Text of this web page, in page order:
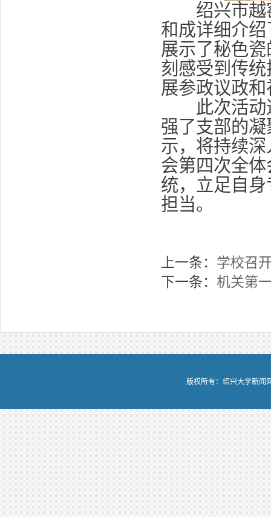
绍兴市越窑
和成详细介
展示了秘色
刻感受到传
展参政议政
此次活动通
强了支部的
示，将持续
会第四次全
统，立足自
担当。
上一条： 学校召
下一条： 机关第
版权所有：绍兴大学新闻